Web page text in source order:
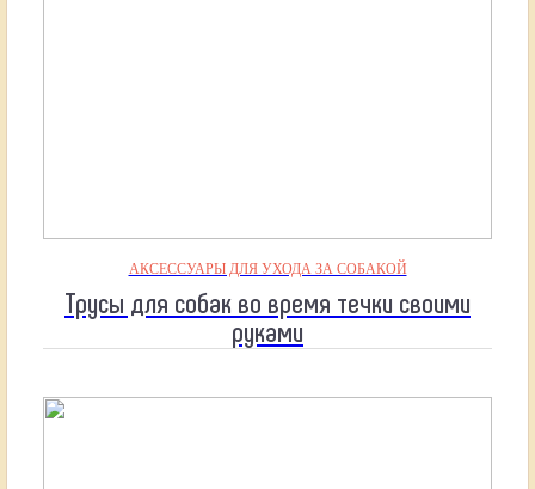
АКСЕССУАРЫ ДЛЯ УХОДА ЗА СОБАКОЙ
Трусы для собак во время течки своими
руками